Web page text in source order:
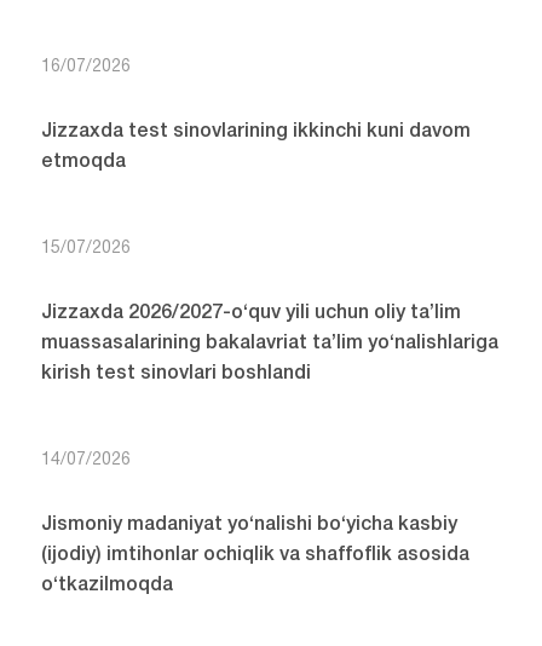
16/07/2026
Jizzaxda test sinovlarining ikkinchi kuni davom
etmoqda
15/07/2026
Jizzaxda 2026/2027-o‘quv yili uchun oliy ta’lim
muassasalarining bakalavriat ta’lim yo‘nalishlariga
kirish test sinovlari boshlandi
14/07/2026
Jismoniy madaniyat yo‘nalishi bo‘yicha kasbiy
(ijodiy) imtihonlar ochiqlik va shaffoflik asosida
o‘tkazilmoqda